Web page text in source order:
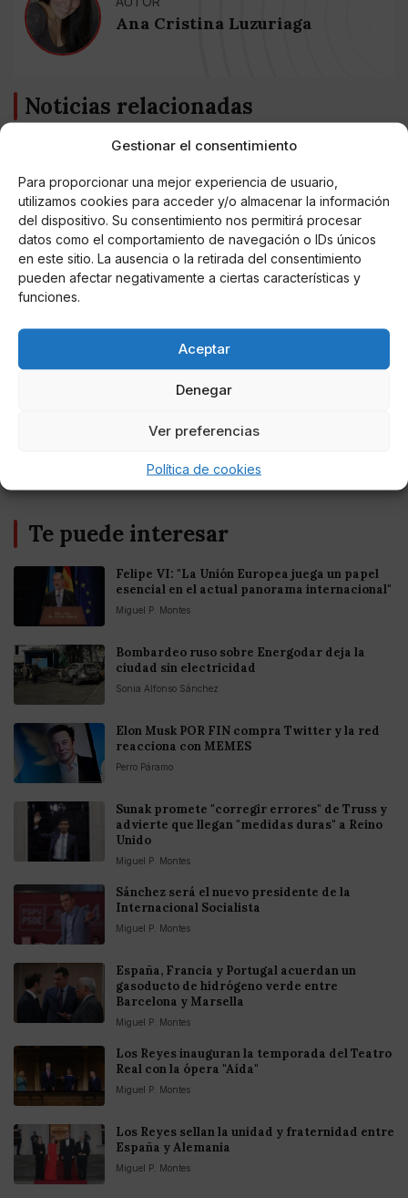
Gestionar el consentimiento
Para proporcionar una mejor experiencia de usuario,
utilizamos cookies para acceder y/o almacenar la información
del dispositivo. Su consentimiento nos permitirá procesar
datos como el comportamiento de navegación o IDs únicos
en este sitio. La ausencia o la retirada del consentimiento
pueden afectar negativamente a ciertas características y
funciones.
Aceptar
Denegar
Ver preferencias
Política de cookies
Ana Cristina Luzuriaga
Noticias relacionadas
Online Casino
Mejores Cripto Casinos Online en
Online Casino
Mejores Casinos Online con Bitcoin y
Criptomonedas en Argentina 2025
criptomonedas y Bitcoin en México 2025
Entretenimiento
Fortnite regresa para iOS en la Unión
Te puede interesar
Felipe VI: "La Unión Europea juega un papel
esencial en el actual panorama internacional"
Miguel P. Montes
Bombardeo ruso sobre Energodar deja la
ciudad sin electricidad
Sonia Alfonso Sánchez
Elon Musk POR FIN compra Twitter y la red
reacciona con MEMES
Perro Páramo
Sunak promete "corregir errores" de Truss y
advierte que llegan "medidas duras" a Reino
Unido
Miguel P. Montes
Sánchez será el nuevo presidente de la
Internacional Socialista
Miguel P. Montes
España, Francia y Portugal acuerdan un
gasoducto de hidrógeno verde entre
Barcelona y Marsella
Miguel P. Montes
Los Reyes inauguran la temporada del Teatro
Real con la ópera "Aída"
Miguel P. Montes
Los Reyes sellan la unidad y fraternidad entre
España y Alemania
Miguel P. Montes